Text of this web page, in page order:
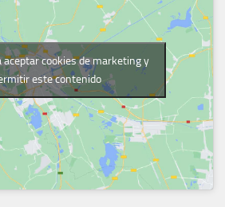
aceptar cookies de marketing y
este contenido